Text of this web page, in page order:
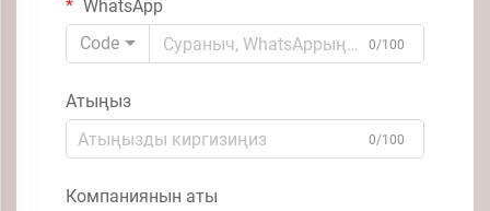
WhatsApp
Code
0/100
Атыңыз
0/100
Компаниянын аты